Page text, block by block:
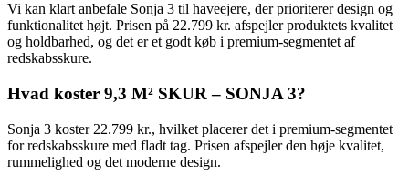
Vi kan klart anbefale Sonja 3 til haveejere, der prioriterer design og
funktionalitet højt. Prisen på 22.799 kr. afspejler produktets kvalitet
og holdbarhed, og det er et godt køb i premium-segmentet af
redskabsskure.
Hvad koster 9,3 M² SKUR – SONJA 3?
Sonja 3 koster 22.799 kr., hvilket placerer det i premium-segmentet
for redskabsskure med fladt tag. Prisen afspejler den høje kvalitet,
rummelighed og det moderne design.